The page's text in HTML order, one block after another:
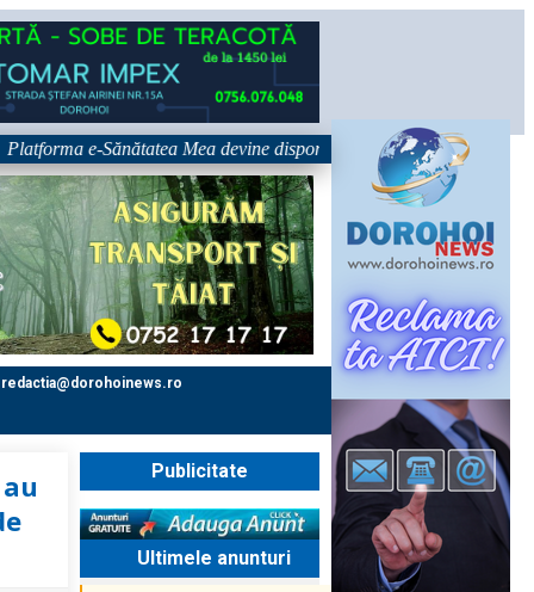
e-Sănătatea Mea devine disponibilă pe 1 septembrie: pacientul
redactia@dorohoinews.ro
Publicitate
Ultimele anunturi